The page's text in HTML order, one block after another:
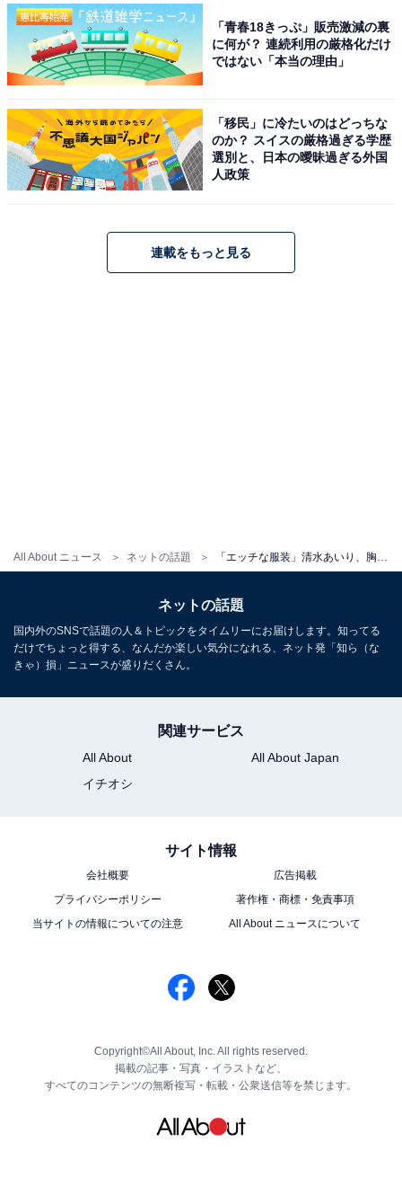
All About ニュース ネットの話題
「青春18きっぷ」販売激減の裏
に何が？ 連続利用の厳格化だけ
ではない「本当の理由」
「移民」に冷たいのはどっちな
のか？ スイスの厳格過ぎる学歴
選別と、日本の曖昧過ぎる外国
人政策
連載をもっと見る
ネットの話題
国内外のSNSで話題の人＆トピックをタイムリーにお届けします。知ってる
だけでちょっと得する、なんだか楽しい気分になれる、ネット発「知ら（な
きゃ）損」ニュースが盛りだくさん。
関連サービス
All About
All About Japan
イチオシ
サイト情報
会社概要
広告掲載
プライバシーポリシー
著作権・商標・免責事項
当サイトの情報についての注意
All About ニュースについて
Copyright©All About, Inc. All rights reserved.
掲載の記事・写真・イラストなど、
すべてのコンテンツの無断複写・転載・公衆送信等を禁じます。